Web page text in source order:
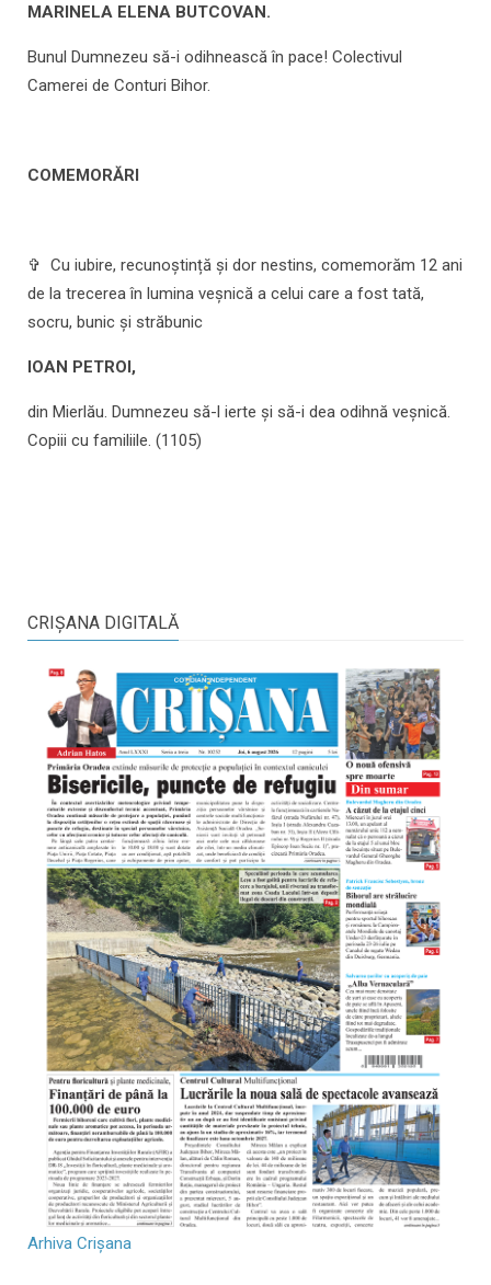
MARINELA ELENA BUTCOVAN.
Bunul Dumnezeu să-i odihnească în pace! Colectivul
Camerei de Conturi Bihor.
COMEMORĂRI
✞ Cu iubire, recunoștință și dor nestins, comemorăm 12 ani
de la trecerea în lumina veșnică a celui care a fost tată,
socru, bunic și străbunic
IOAN PETROI,
din Mierlău. Dumnezeu să-l ierte și să-i dea odihnă veșnică.
Copiii cu familiile. (1105)
CRIŞANA DIGITALĂ
Arhiva Crișana